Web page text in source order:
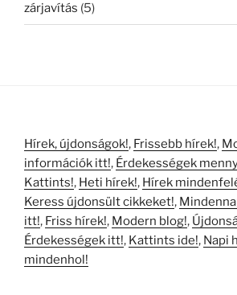
zárjavítás (5)
Hírek, újdonságok!, Frissebb hírek!,
információk itt!, Érdekességek
Kattints!, Heti hírek!, Hírek
Keress újdonsült cikkeket!,
itt!, Friss hírek!, Modern blog!,
Érdekességek itt!, Kattints ide!, Napi
mindenhol!